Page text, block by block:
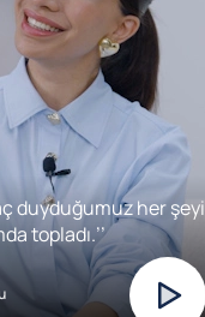
duyduğumuz her şeyi
topladı.’’